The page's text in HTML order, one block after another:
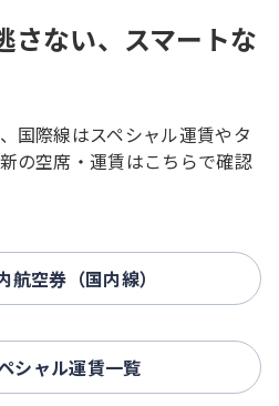
さない、スマートな
国際線はスペシャル運賃やタ
の空席・運賃はこちらで確認
航空券（国内線）
シャル運賃一覧